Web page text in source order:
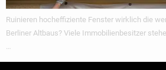
Ruinieren hocheffiziente Fenster wirklich die
Berliner Altbaus? Viele Immobilienbesitzer
…